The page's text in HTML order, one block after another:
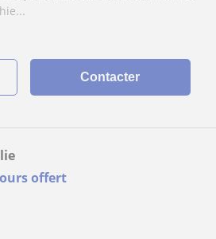
Contacter
offert